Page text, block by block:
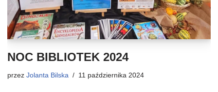
NOC BIBLIOTEK 2024
przez Jolanta Bilska 11 października 2024